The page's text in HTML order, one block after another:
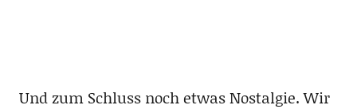
Und zum Schluss noch etwas Nostalgie. Wir